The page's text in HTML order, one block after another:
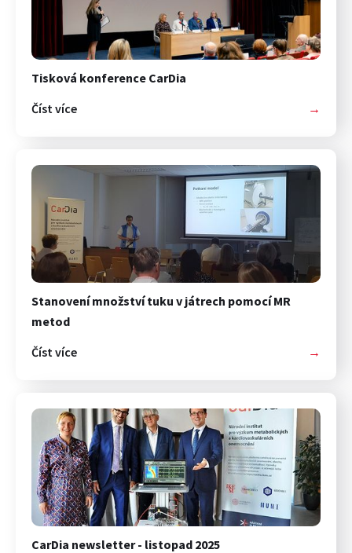
Tisková konference CarDia
Číst více
→
Stanovení množství tuku v játrech pomocí MR
metod
Číst více
→
CarDia newsletter - listopad 2025